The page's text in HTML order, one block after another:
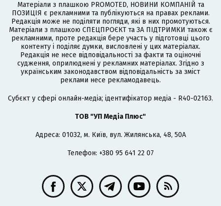
Матеріали з плашкою PROMOTED, НОВИНИ КОМПАНІЙ та
ПОЗИЦІЯ є рекламними та публікуються на правах реклами.
Редакція може не поділяти погляди, які в них промотуються.
Матеріали з плашкою СПЕЦПРОЄКТ та ЗА ПІДТРИМКИ також є
рекламними, проте редакція бере участь у підготовці цього
контенту і поділяє думки, висловлені у цих матеріалах.
Редакція не несе відповідальності за факти та оціночні
судження, оприлюднені у рекламних матеріалах. Згідно з
українським законодавством відповідальність за зміст
реклами несе рекламодавець.
Cубєкт у сфері онлайн-медіа; ідентифікатор медіа - R40-02163.
ТОВ "УП Медіа Плюс"
Адреса: 01032, м. Київ, вул. Жилянська, 48, 50А
Телефон: +380 95 641 22 07